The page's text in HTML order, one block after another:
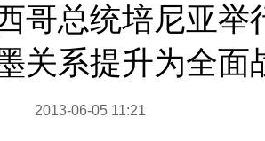
哥总统培尼亚举
关系提升为全面
2013-06-05 11:21